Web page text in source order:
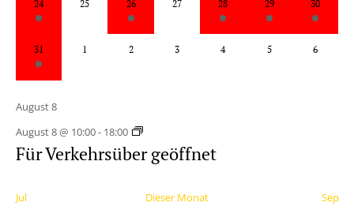
Veranstaltung,
24
Veranstaltungen,
25
Veranstaltung,
26
Veranstaltungen,
27
Veranstaltungen,
28 29 30
1
Veranstaltung,
31
01
0
2
0
3
0
4
0
5
0
6
August 8
August 8 @ 10:00- 18:00
Für Verkehrsüber geöffnet
Jul Dieser Monat Sep